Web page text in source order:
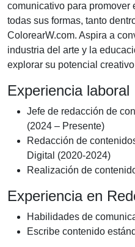
comunicativo para promover
todas sus formas, tanto
ColorearW.com. Aspira a
industria del arte y la
explorar su potencial
Experiencia laboral
Jefe de redacción de
(2024 – Presente)
Redacción de
Digital (2020-2024)
Realización de
Experiencia en
Habilidades de
Escribe contenido